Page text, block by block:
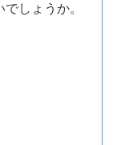
しょうか。